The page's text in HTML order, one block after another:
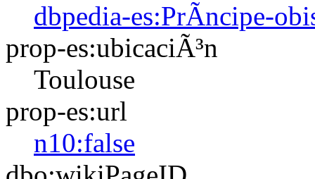
dbpedia-es:PrÃ­ncipe-
prop-es:ubicaciÃ³n
Toulouse
prop-es:url
n10:false